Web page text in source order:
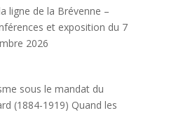
ligne de la Brévenne –
et exposition du 7
2026
sous le mandat du
(1884-1919) Quand les